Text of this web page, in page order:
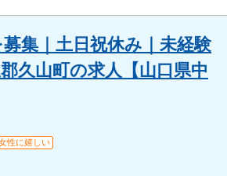
集｜土日祝休み｜未経験
久山町の求人【山口県中
性に嬉しい